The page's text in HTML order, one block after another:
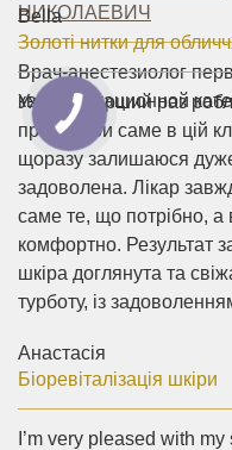
НИКОЛАЕВИЧ
Врач-анестезиолог
квалификационной
Bella
Золоті нитки для
Уже не перший раз роблю
процедури саме в цій
щоразу залишаюся
задоволена. Лікар
саме те, що потрібно, а
комфортно. Результат
шкіра доглянута та
турботу, із
Анастасія
Біоревіталізація шкіри
I’m very pleased with my